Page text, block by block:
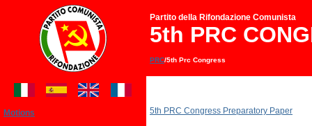
Partito della Rifondazione Comunista
5th PRC
PRC/5th Prc Congress
Motions 5th PRC Congress Preparatory Paper